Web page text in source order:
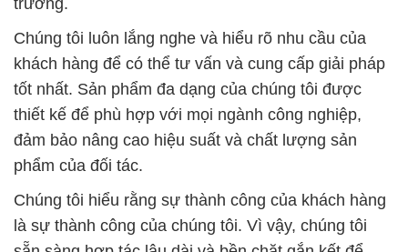
đảm bảo nâng cao hiệu suất và chất lượng sản
phẩm của đối tác.
Chúng tôi hiểu rằng sự thành công của khách hàng
là sự thành công của chúng tôi. Vì vậy, chúng tôi
sẵn sàng hợp tác lâu dài và bền chặt gắn kết để
đảm bảo sự phát triển bền vững cho cả hai bên.
Cùng Công Ty Hóa Chất Đắc Trường Phát, chúng
ta hướng đến một tương lai mà sự đổi mới và phát
triển bền vững là chìa khóa của mọi thành công